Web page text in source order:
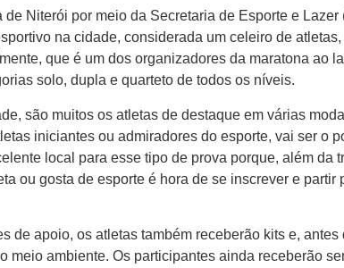
Niterói por meio da Secretaria de Esporte e Lazer
na cidade, considerada um celeiro de
que é um dos organizadores da maratona ao
solo, dupla e quarteto de todos os níveis.
são muitos os atletas de destaque em várias
iniciantes ou admiradores do esporte, vai ser o
local para esse tipo de prova porque, além da
ou gosta de esporte é hora de se inscrever e partir
de apoio, os atletas também receberão kits e,
ambiente. Os participantes ainda receberão